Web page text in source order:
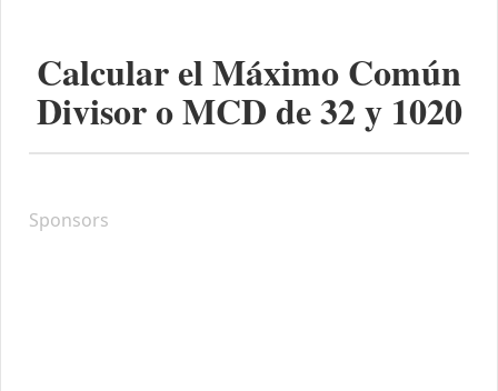
Calcular el Máximo Común
Divisor o MCD de32y 1020
Sponsors